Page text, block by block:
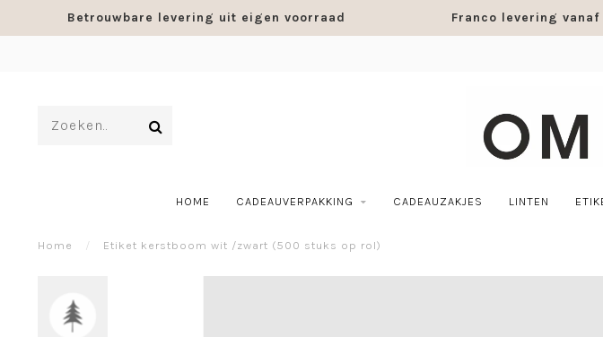
Betrouwbare levering uit eigen voorraad Franco levering
HOME CADEAUVERPAKKING CADEAUZAKJES LINTEN
Home / Etiket kerstboom wit /zwart (500 stuks op rol)